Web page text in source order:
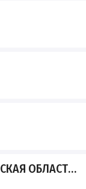
ОБЛАСТЬ )